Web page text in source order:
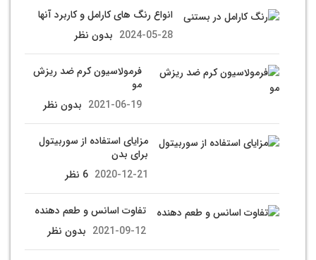
انواع رنگ های کارامل و کاربرد آنها
2024-05-28 بدون نظر
فرمولاسیون کرم ضد ریزش
مو
2021-06-19 بدون نظر
مزایای استفاده از سوربیتول
برای بدن
2020-12-21 6 نظر
تفاوت اسانس و طعم دهنده
2021-09-12 بدون نظر